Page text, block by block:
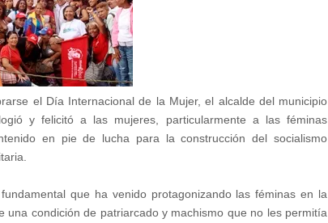
el Día Internacional de la Mujer, el alcalde del municipio
y felicitó a las mujeres, particularmente a las féminas
en pie de lucha para la construcción del socialismo
que ha venido protagonizando las féminas en la
una condición de patriarcado y machismo que no les permitía